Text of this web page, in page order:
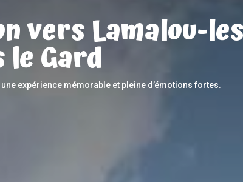
vers Lamalou-
le Gard
expérience mémorable et pleine d’émotions fortes.